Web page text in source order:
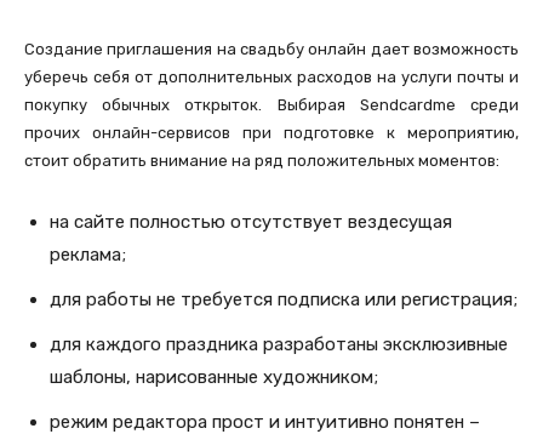
Создание приглашения на свадьбу онлайн дает возможность
уберечь себя от дополнительных расходов на услуги почты и
покупку обычных открыток. Выбирая Sendcardme среди
прочих онлайн-сервисов при подготовке к мероприятию,
стоит обратить внимание на ряд положительных моментов:
на сайте полностью отсутствует вездесущая
реклама;
для работы не требуется подписка или регистрация;
для каждого праздника разработаны эксклюзивные
шаблоны, нарисованные художником;
режим редактора прост и интуитивно понятен –